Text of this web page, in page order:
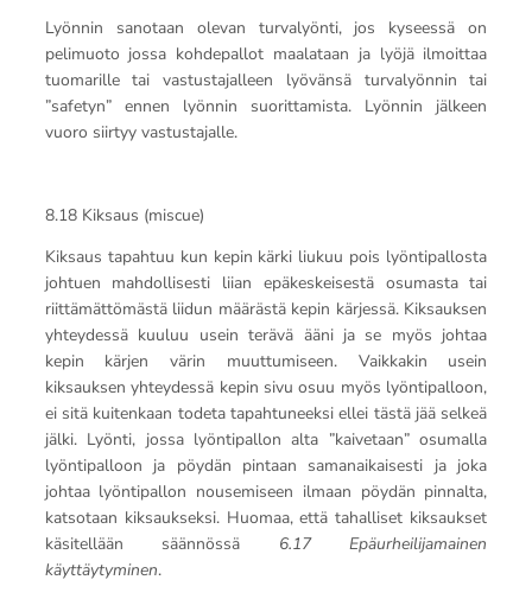
Lyönnin sanotaan olevan turvalyönti, jos kyseessä on
pelimuoto jossa kohdepallot maalataan ja lyöjä ilmoittaa
tuomarille tai vastustajalleen lyövänsä turvalyönnin tai
”safetyn” ennen lyönnin suorittamista. Lyönnin jälkeen
vuoro siirtyy vastustajalle.
8.18 Kiksaus (miscue)
Kiksaus tapahtuu kun kepin kärki liukuu pois lyöntipallosta
johtuen mahdollisesti liian epäkeskeisestä osumasta tai
riittämättömästä liidun määrästä kepin kärjessä. Kiksauksen
yhteydessä kuuluu usein terävä ääni ja se myös johtaa
kepin kärjen värin muuttumiseen. Vaikkakin usein
kiksauksen yhteydessä kepin sivu osuu myös lyöntipalloon,
ei sitä kuitenkaan todeta tapahtuneeksi ellei tästä jää selkeä
jälki. Lyönti, jossa lyöntipallon alta ”kaivetaan” osumalla
lyöntipalloon ja pöydän pintaan samanaikaisesti ja joka
johtaa lyöntipallon nousemiseen ilmaan pöydän pinnalta,
katsotaan kiksaukseksi. Huomaa, että tahalliset kiksaukset
käsitellään säännössä 6.17 Epäurheilijamainen
käyttäytyminen.